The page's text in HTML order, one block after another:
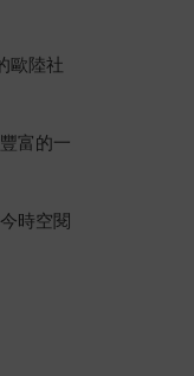
歐陸社
富的一
時空閱